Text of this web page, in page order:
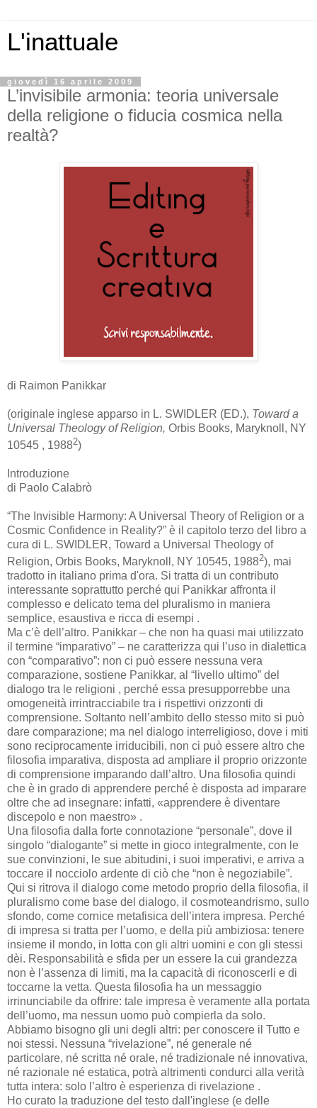
L'inattuale
giovedì 16 aprile 2009
L’invisibile armonia: teoria universale
della religione o fiducia cosmica nella
realtà?
di Raimon Panikkar
(originale inglese apparso in L. SWIDLER (ED.), Toward a
Universal Theology of Religion, Orbis Books, Maryknoll, NY
10545 , 19882)
Introduzione
di Paolo Calabrò
“The Invisible Harmony: A Universal Theory of Religion or a
Cosmic Confidence in Reality?” è il capitolo terzo del libro a
cura di L. SWIDLER, Toward a Universal Theology of
Religion, Orbis Books, Maryknoll, NY 10545, 19882), mai
tradotto in italiano prima d'ora. Si tratta di un contributo
interessante soprattutto perché qui Panikkar affronta il
complesso e delicato tema del pluralismo in maniera
semplice, esaustiva e ricca di esempi .
Ma c’è dell’altro. Panikkar – che non ha quasi mai utilizzato
il termine “imparativo” – ne caratterizza qui l’uso in dialettica
con “comparativo”: non ci può essere nessuna vera
comparazione, sostiene Panikkar, al “livello ultimo” del
dialogo tra le religioni , perché essa presupporrebbe una
omogeneità irrintracciabile tra i rispettivi orizzonti di
comprensione. Soltanto nell’ambito dello stesso mito si può
dare comparazione; ma nel dialogo interreligioso, dove i miti
sono reciprocamente irriducibili, non ci può essere altro che
filosofia imparativa, disposta ad ampliare il proprio orizzonte
di comprensione imparando dall’altro. Una filosofia quindi
che è in grado di apprendere perché è disposta ad imparare
oltre che ad insegnare: infatti, «apprendere è diventare
discepolo e non maestro» .
Una filosofia dalla forte connotazione “personale”, dove il
singolo “dialogante” si mette in gioco integralmente, con le
sue convinzioni, le sue abitudini, i suoi imperativi, e arriva a
toccare il nocciolo ardente di ciò che “non è negoziabile”.
Qui si ritrova il dialogo come metodo proprio della filosofia, il
pluralismo come base del dialogo, il cosmoteandrismo, sullo
sfondo, come cornice metafisica dell’intera impresa. Perché
di impresa si tratta per l’uomo, e della più ambiziosa: tenere
insieme il mondo, in lotta con gli altri uomini e con gli stessi
dèi. Responsabilità e sfida per un essere la cui grandezza
non è l’assenza di limiti, ma la capacità di riconoscerli e di
toccarne la vetta. Questa filosofia ha un messaggio
irrinunciabile da offrire: tale impresa è veramente alla portata
dell’uomo, ma nessun uomo può compierla da solo.
Abbiamo bisogno gli uni degli altri: per conoscere il Tutto e
noi stessi. Nessuna “rivelazione”, né generale né
particolare, né scritta né orale, né tradizionale né innovativa,
né razionale né estatica, potrà altrimenti condurci alla verità
tutta intera: solo l’altro è esperienza di rivelazione .
Ho curato la traduzione del testo dall'inglese (e delle